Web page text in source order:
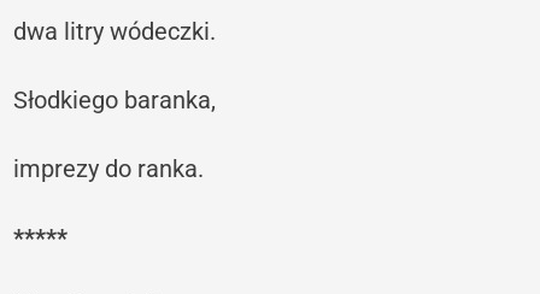
dwa litry wódeczki.
Słodkiego baranka,
imprezy do ranka.
*****